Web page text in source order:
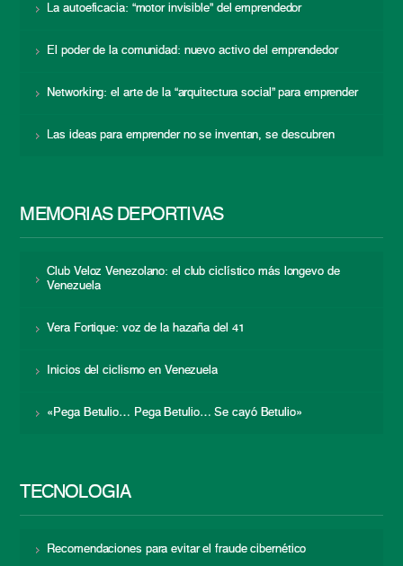
La autoeficacia: “motor invisible” del emprendedor
El poder de la comunidad: nuevo activo del emprendedor
Networking: el arte de la “arquitectura social” para emprender
Las ideas para emprender no se inventan, se descubren
MEMORIAS DEPORTIVAS
Club Veloz Venezolano: el club ciclístico más longevo de
Venezuela
Vera Fortique: voz de la hazaña del 41
Inicios del ciclismo en Venezuela
«Pega Betulio… Pega Betulio… Se cayó Betulio»
TECNOLOGÍA
Recomendaciones para evitar el fraude cibernético